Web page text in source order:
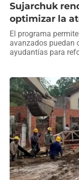
Sujarchuk
optimizar la
El programa
avanzados puedan
ayudantías para